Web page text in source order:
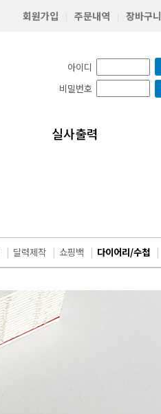
회원가입 주문내역 장바구니
아이디
비밀번호
실사출력
| 달력제작 | 쇼핑백 | 다이어리/수첩 |